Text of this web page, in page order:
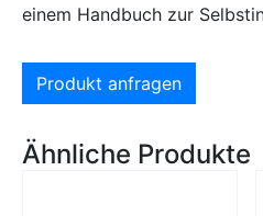
einem Handbuch zur
Produkt anfragen
Ähnliche Produkte